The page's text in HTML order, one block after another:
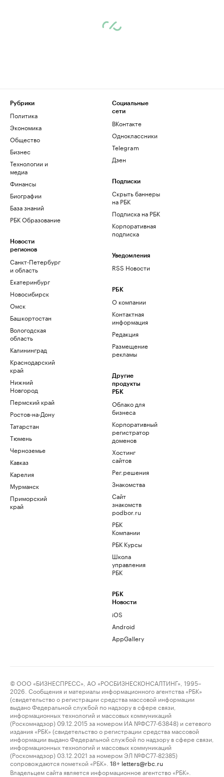
Рубрики
Политика
Экономика
Общество
Бизнес
Технологии и
медиа
Финансы
Биографии
База знаний
РБК Образование
Новости
регионов
Санкт-Петербург
и область
Екатеринбург
Новосибирск
Омск
Башкортостан
Вологодская
область
Калининград
Краснодарский
край
Нижний
Новгород
Пермский край
Ростов-на-Дону
Татарстан
Тюмень
Черноземье
Кавказ
Карелия
Мурманск
Приморский
край
Социальные
сети
ВКонтакте
Одноклассники
Telegram
Дзен
Подписки
Скрыть баннеры
на РБК
Подписка на РБК
Корпоративная
подписка
Уведомления
RSS Новости
РБК
О компании
Контактная
информация
Редакция
Размещение
рекламы
Другие
продукты
РБК
Облако для
бизнеса
Корпоративный
регистратор
доменов
Хостинг
сайтов
Рег.решения
Знакомства
Сайт
знакомств
podbor.ru
РБК
Компании
РБК Курсы
Школа
управления
РБК
РБК
Новости
iOS
Android
AppGallery
© ООО «БИЗНЕСПРЕСС», АО «РОСБИЗНЕСКОНСАЛТИНГ», 1995–
2026. Сообщения и материалы информационного агентства «РБК»
(свидетельство о регистрации средства массовой информации
выдано Федеральной службой по надзору в сфере связи,
информационных технологий и массовых коммуникаций
(Роскомнадзор) 09.12.2015 за номером ИА №ФС77-63848) и сетевого
издания «РБК» (свидетельство о регистрации средства массовой
информации выдано Федеральной службой по надзору в сфере связи,
информационных технологий и массовых коммуникаций
(Роскомнадзор) 03.12.2021 за номером ЭЛ №ФС77-82385)
сопровождаются пометкой «РБК».
18+ letters@rbc.ru
Владельцем сайта является информационное агентство «РБК».